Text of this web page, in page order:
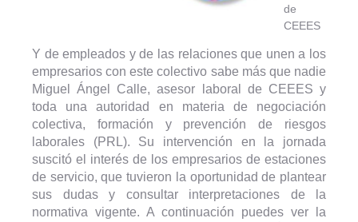
de
CEEES
Y de empleados y de las relaciones que unen a los
empresarios con este colectivo sabe más que nadie
Miguel Ángel Calle, asesor laboral de CEEES y
toda una autoridad en materia de negociación
colectiva, formación y prevención de riesgos
laborales (PRL). Su intervención en la jornada
suscitó el interés de los empresarios de estaciones
de servicio, que tuvieron la oportunidad de plantear
sus dudas y consultar interpretaciones de la
normativa vigente. A continuación puedes ver la